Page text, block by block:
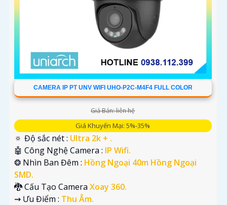
CAMERA IP PT UNV WIFI UHO-P2C-M4F4 FULL COLOR
Giá Bán: liên hệ
Giá Khuyến Mại: 5%-35%
🔅 Độ sắc nét : Ultra 2k + .
🤖️ Công Nghệ Camera : IP Wifi.
❂ Nhìn Ban Đêm : Hồng Ngoại 40m Hồng Ngoại
SMD.
🐉️ Cấu Tạo Camera Xoay 360.
️⇝ Ưu Điểm : Thu Âm.